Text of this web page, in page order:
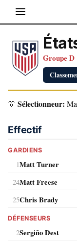
Groupe D
👔 Sélectionneur:
Effectif
GARDIENS
1Matt Turner
24Matt Freese
25Chris Brady
DÉFENSEURS
2Sergiño Dest